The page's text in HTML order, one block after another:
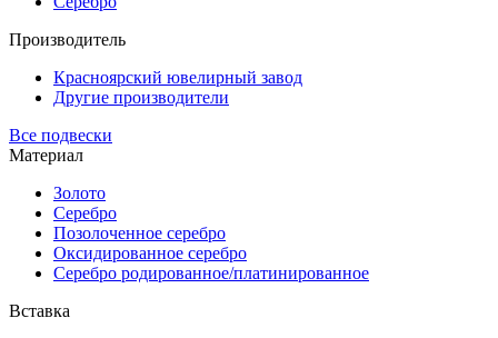
Производитель
Красноярский ювелирный завод
Другие производители
Все подвески
Материал
Золото
Серебро
Позолоченное серебро
Оксидированное серебро
Серебро родированное/платинированное
Вставка